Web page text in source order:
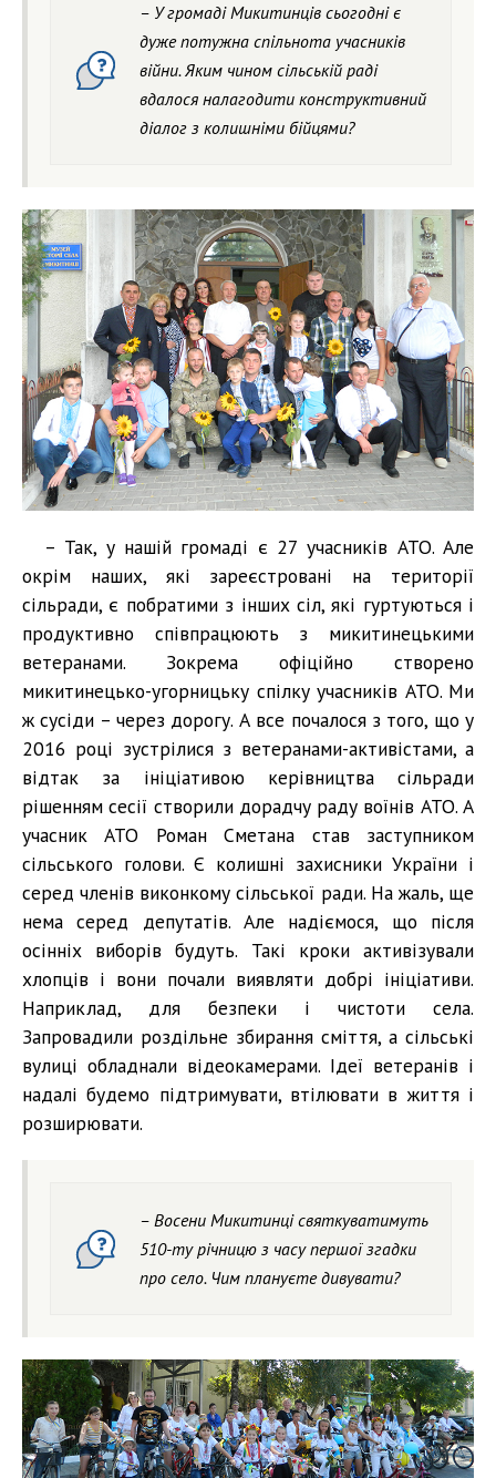
– У громаді Микитинців сьогодні є
дуже потужна спільнота учасників
війни. Яким чином сільській раді
вдалося налагодити конструктивний
діалог з колишніми бійцями?
– Так, у нашій громаді є 27 учасників АТО. Але
окрім наших, які зареєстровані на території
сільради, є побратими з інших сіл, які гуртуються і
продуктивно співпрацюють з микитинецькими
ветеранами. Зокрема офіційно створено
микитинецько-угорницьку спілку учасників АТО. Ми
ж сусіди – через дорогу. А все почалося з того, що у
2016 році зустрілися з ветеранами-активістами, а
відтак за ініціативою керівництва сільради
рішенням сесії створили дорадчу раду воїнів АТО. А
учасник АТО Роман Сметана став заступником
сільського голови. Є колишні захисники України і
серед членів виконкому сільської ради. На жаль, ще
нема серед депутатів. Але надіємося, що після
осінніх виборів будуть. Такі кроки активізували
хлопців і вони почали виявляти добрі ініціативи.
Наприклад, для безпеки і чистоти села.
Запровадили роздільне збирання сміття, а сільські
вулиці обладнали відеокамерами. Ідеї ветеранів і
надалі будемо підтримувати, втілювати в життя і
розширювати.
– Восени Микитинці святкуватимуть
510-ту річницю з часу першої згадки
про село. Чим плануєте дивувати?